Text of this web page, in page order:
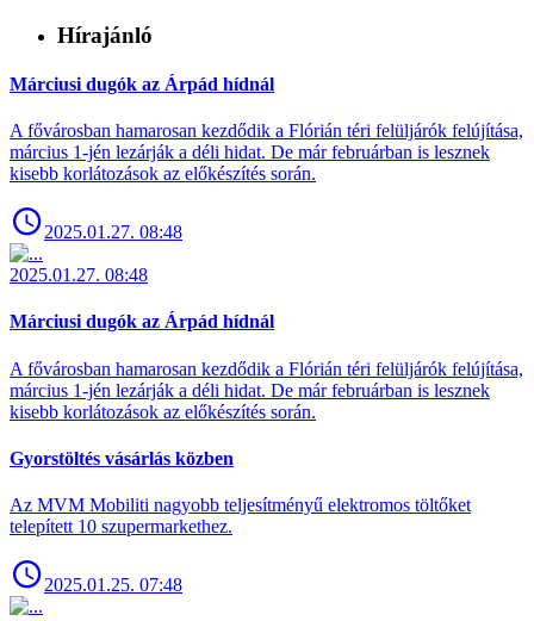
Hírajánló
Márciusi dugók az Árpád hídnál
A fővárosban hamarosan kezdődik a Flórián téri felüljárók felújítása,
március 1-jén lezárják a déli hidat. De már februárban is lesznek
kisebb korlátozások az előkészítés során.
2025.01.27. 08:48
2025.01.27. 08:48
Márciusi dugók az Árpád hídnál
A fővárosban hamarosan kezdődik a Flórián téri felüljárók felújítása,
március 1-jén lezárják a déli hidat. De már februárban is lesznek
kisebb korlátozások az előkészítés során.
Gyorstöltés vásárlás közben
Az MVM Mobiliti nagyobb teljesítményű elektromos töltőket
telepített 10 szupermarkethez.
2025.01.25. 07:48